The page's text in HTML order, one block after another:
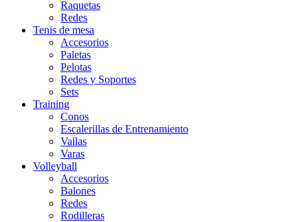
Raquetas
Redes
Tenis de mesa
Accesorios
Paletas
Pelotas
Redes y Soportes
Sets
Training
Conos
Escalerillas de Entrenamiento
Vallas
Varas
Volleyball
Accesorios
Balones
Redes
Rodilleras